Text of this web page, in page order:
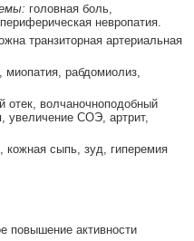
головная боль,
невропатия.
транзиторная артериальная
миопатия, рабдомиолиз,
отек, волчаночноподобный
увеличение СОЭ, артрит,
кожная сыпь, зуд, гиперемия
повышение активности